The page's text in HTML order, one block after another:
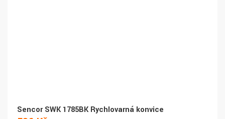
Sencor SWK 1785BK Rychlovarná konvice